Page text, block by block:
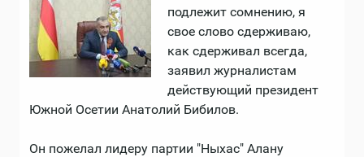
подлежит сомнению, я
свое слово сдерживаю,
как сдерживал всегда,
заявил журналистам
действующий президент
Южной Осетии Анатолий Бибилов.
Он пожелал лидеру партии "Ныхас" Алану